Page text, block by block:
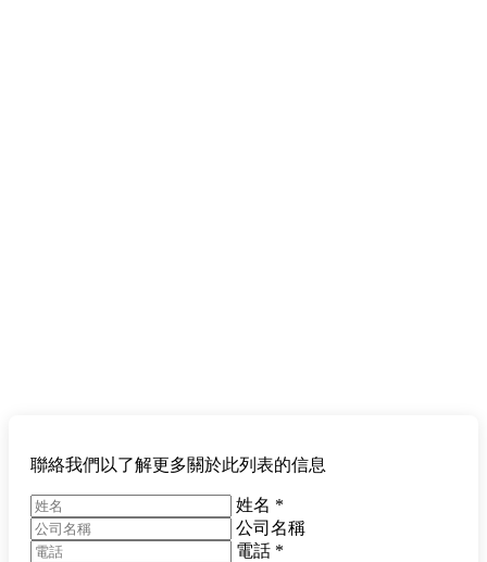
聯絡我們以了解更多關於此列表的信息
姓名 *
公司名稱
電話 *